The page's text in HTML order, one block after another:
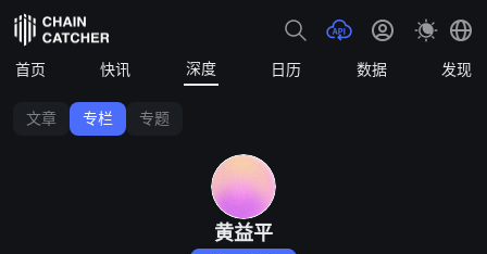
首页 快讯 深度 日历 数据 发现
文章 专栏 专题
黄益平